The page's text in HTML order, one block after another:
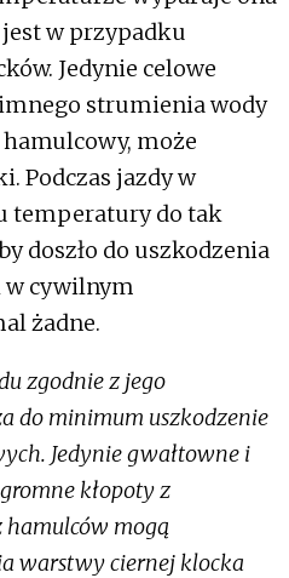
w przypadku
Jedynie celowe
strumienia wody
hamulcowy, może
Podczas jazdy w
temperatury do tak
doszło do uszkodzenia
cywilnym
żadne.
zgodnie z jego
do minimum uszkodzenie
Jedynie gwałtowne i
kłopoty z
hamulców mogą
warstwy ciernej klocka